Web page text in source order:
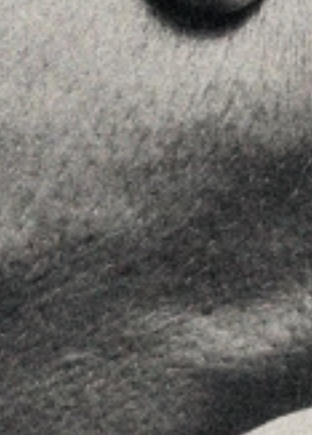
La Firma
Equipo
Asesoramiento
Insights
Contactar
SÍGUENOS
Linkedin
Instagram
Youtube
Allyon — Barcelona, Spain
Copyrights © 2026 AVISO LEGAL·
POLÍTICA DE COOKIES POLÍTICA DE PRIVACIDAD
·